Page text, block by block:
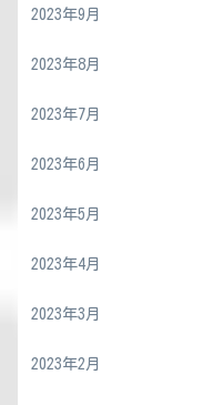
2023年9月
2023年8月
2023年7月
2023年6月
2023年5月
2023年4月
2023年3月
2023年2月